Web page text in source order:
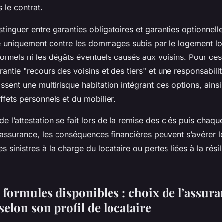
le contrat.
entre garanties obligatoires et garanties
contre les dommages subis par le logement
ni les dégâts éventuels causés aux voisins. Pour
"recours des voisins et des tiers" et une
une multirisque habitation intégrant ces options, ainsi
personnels et du mobilier.
l’attestation se fait lors de la remise des clés puis
les conséquences financières peuvent s’avérer
sinistres à la charge du locataire ou pertes liées à la
disponibles : choix de
son profil de locataire